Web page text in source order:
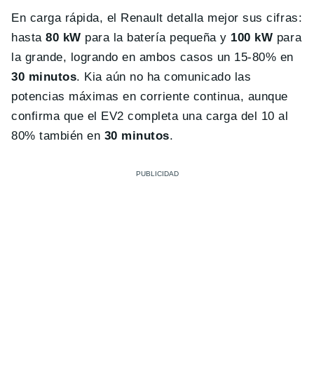
En carga rápida, el Renault detalla mejor sus cifras:
hasta80 kW para la batería pequeña y 100 kW para
la grande, logrando en ambos casos un 15-80% en
30 minutos. Kia aún no ha comunicado las
potencias máximas en corriente continua, aunque
confirma que el EV2 completa una carga del 10 al
80% también en 30 minutos.